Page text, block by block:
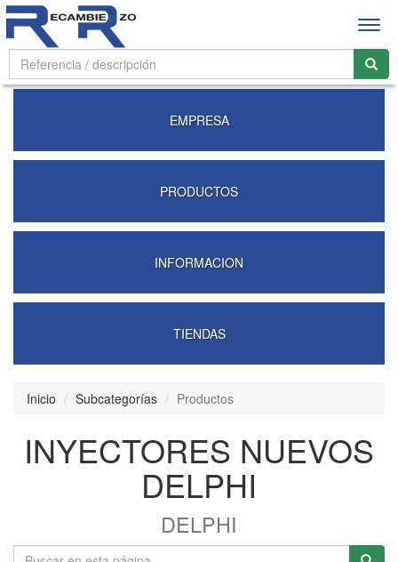
Abrir
EMPRESA
PRODUCTOS
INFORMACION
TIENDAS
Inicio Subcategorías Productos
INYECTORES NUEVOS
DELPHI
DELPHI